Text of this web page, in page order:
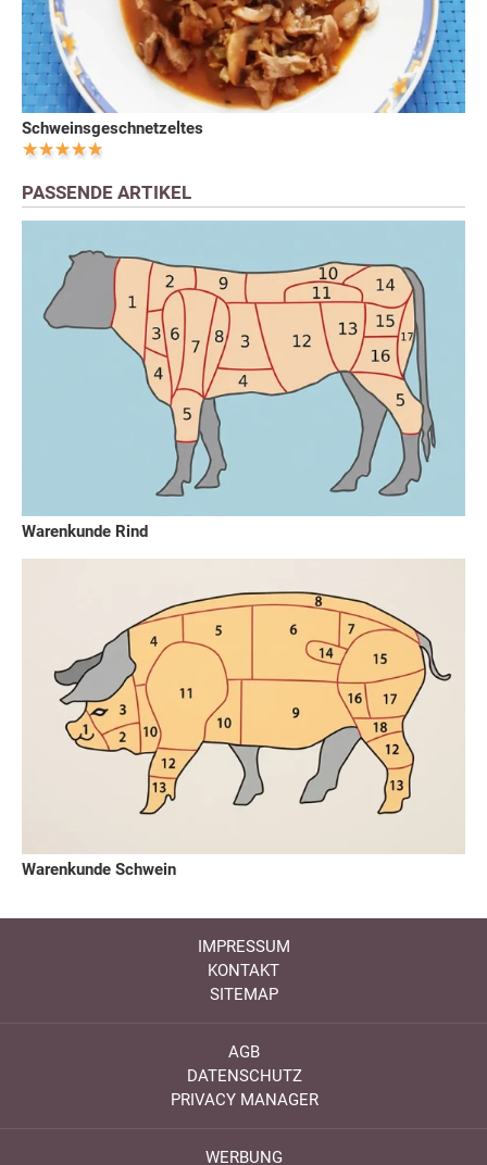
Schweinsgeschnetzeltes
PASSENDE ARTIKEL
Warenkunde Rind
Warenkunde Schwein
IMPRESSUM
KONTAKT
SITEMAP
AGB
DATENSCHUTZ
PRIVACY MANAGER
WERBUNG